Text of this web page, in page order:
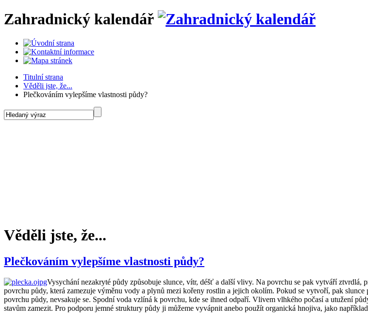
Zahradnický kalendář
Titulní strana
Věděli jste, že...
Plečkováním vylepšíme vlastnosti půdy?
Věděli jste, že...
Plečkováním vylepšíme vlastnosti půdy?
Vysychání nezakryté půdy způsobuje slunce, vítr, déšť a další vlivy. Na povrchu se pak vytváří ztvrdlá,
povrchu půdy, která zamezuje výměnu vody a plynů mezi kořeny rostlin a jejich okolím. Pokud se vytvoří, pak
povrchu půdy, nevsakuje se. Spodní voda vzlíná k povrchu, kde se ihned odpaří. Vlivem vlhkého počasí a utužení
stavům zamezit. Pro podporu jemné struktury půdy ji můžeme vyvápnit anebo použít organická hnojiva, jako